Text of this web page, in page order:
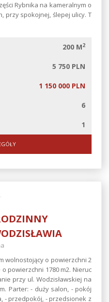
Rybnika na kameralnym o
przy spokojnej, ślepej ulicy. T
200 M2
5 750 PLN
1 150 000 PLN
6
1
wolnostojący o powierzchni 2
powierzchni 1780 m2. Nieruc
przy ul. Wodzisławskiej na
Parter: - duży salon, - pokój
- przedpokój, - przedsionek z